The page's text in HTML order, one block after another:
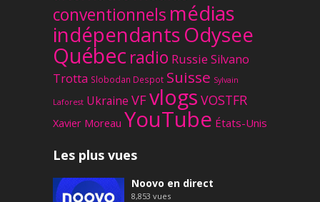
conventionnels médias
indépendantsOdysee
Québec radio Russie Silvano
Trotta Slobodan Despot Suisse Sylvain
Laforest Ukraine VFvlogs VOSTFR
Xavier Moreau YouTube États-Unis
Les plus vues
Noovo en direct
8,853 vues